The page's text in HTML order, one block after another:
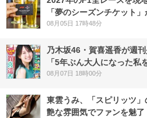
「夢のシーズンチケット
08月05日 17時48分
乃木坂46・賀喜遥香が週
「5年ぶん大人になった私
08月07日 18時00分
東雲うみ、「スピリッツ
艶な雰囲気でファンを魅了